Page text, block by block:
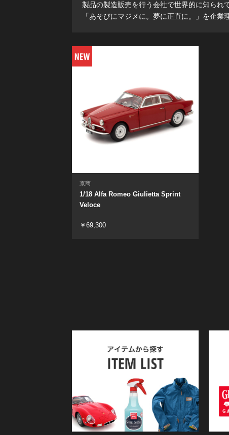
製品の製造販売を行う会社で世界的に知られ
「あそびにマジメに。夢に正直に。」を企
京商
1/18 Alfa Romeo Giulietta Sprint
Veloce
￥69,300